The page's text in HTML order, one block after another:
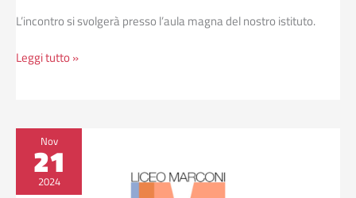
L’incontro si svolgerà presso l’aula magna del nostro istituto.
Leggi tutto »
Nov
21
2024
Progetto
Parlamento
Europeo
Giovani